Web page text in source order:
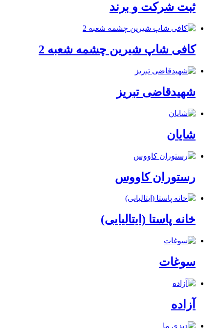
ثبت شرکت و برند
کافی شاپ شیرین چشمه شعبه 2
شهیدقاضی تبریز
شایان
رستوران کاووس
خانه پاستا (ایتالیایی)
سوغات
آزاده